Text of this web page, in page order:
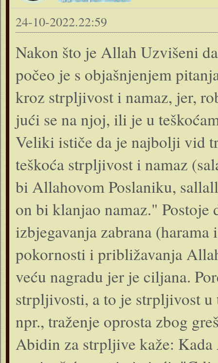
24-10-2022.22:59
Nakon što je Allah Uzvišeni
počeo je s objašnjenjem
kroz strpljivost i namaz, jer,
jući se na njoj, ili je u
Veliki ističe da je najbolji vid
teškoća strpljivost i namaz
bi Allaho­vom Poslaniku,
on bi klanjao namaz."
izbjegavanja zabrana
pokornosti i približavanja
veću nagradu jer je ciljana.
strpljivosti, a to je strpljivost u
npr., traženje oprosta zbog
Abidin za strpljive kaže: